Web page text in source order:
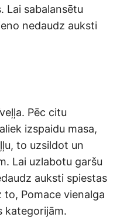
Lai sabalansētu
nedaudz auksti
Pēc citu
izspaidu masa,
to uzsildot un
Lai uzlabotu garšu
auksti spiestas
Pomace vienalga
kategorijām.